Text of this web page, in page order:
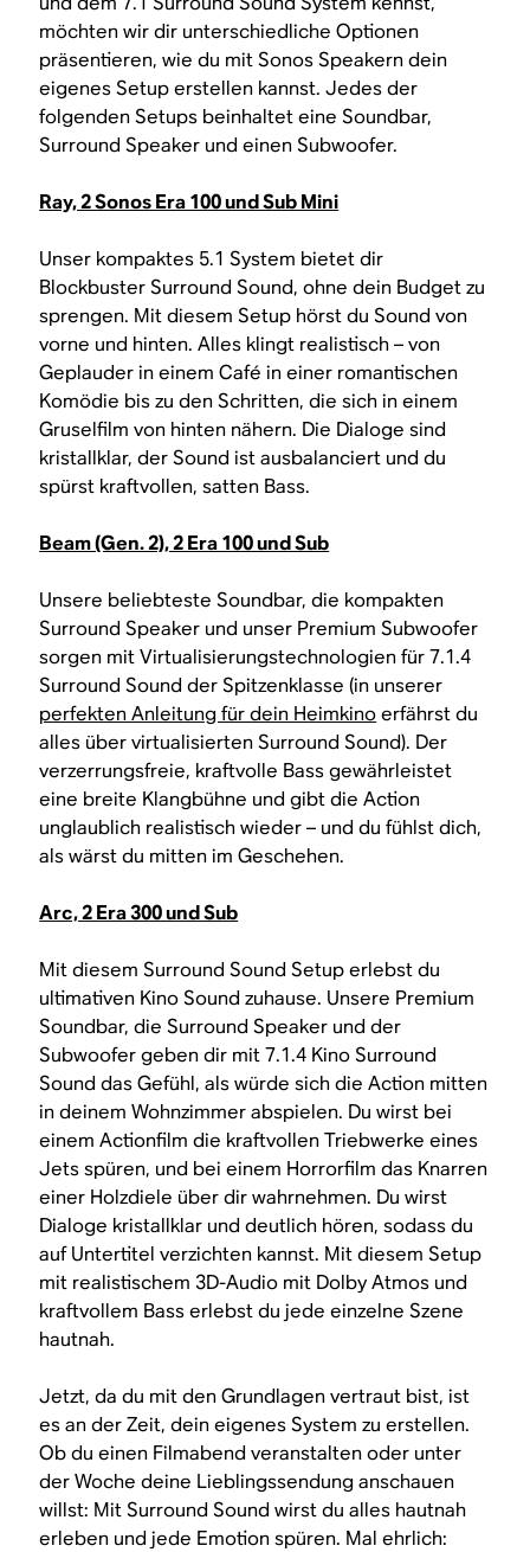
möchten wir dir unterschiedliche Optionen
präsentieren, wie du mit Sonos Speakern dein
eigenes Setup erstellen kannst. Jedes der
folgenden Setups beinhaltet eine Soundbar,
Surround Speaker und einen Subwoofer.
Ray, 2 Sonos Era 100 und Sub Mini
Unser kompaktes 5.1 System bietet dir
Blockbuster Surround Sound, ohne dein Budget zu
sprengen. Mit diesem Setup hörst du Sound von
vorne und hinten. Alles klingt realistisch – von
Geplauder in einem Café in einer romantischen
Komödie bis zu den Schritten, die sich in einem
Gruselfilm von hinten nähern. Die Dialoge sind
kristallklar, der Sound ist ausbalanciert und du
spürst kraftvollen, satten Bass.
Beam (Gen. 2), 2 Era 100 und Sub
Unsere beliebteste Soundbar, die kompakten
Surround Speaker und unser Premium Subwoofer
sorgen mit Virtualisierungstechnologien für 7.1.4
Surround Sound der Spitzenklasse (in unserer
perfekten Anleitung für dein Heimkinoerfährst du
alles über virtualisierten Surround Sound). Der
verzerrungsfreie, kraftvolle Bass gewährleistet
eine breite Klangbühne und gibt die Action
unglaublich realistisch wieder – und du fühlst dich,
als wärst du mitten im Geschehen.
Arc, 2 Era 300 und Sub
Mit diesem Surround Sound Setup erlebst du
ultimativen Kino Sound zuhause. Unsere Premium
Soundbar, die Surround Speaker und der
Subwoofer geben dir mit 7.1.4 Kino Surround
Sound das Gefühl, als würde sich die Action mitten
in deinem Wohnzimmer abspielen. Du wirst bei
einem Actionfilm die kraftvollen Triebwerke eines
Jets spüren, und bei einem Horrorfilm das Knarren
einer Holzdiele über dir wahrnehmen. Du wirst
Dialoge kristallklar und deutlich hören, sodass du
auf Untertitel verzichten kannst. Mit diesem Setup
mit realistischem 3D-Audio mit Dolby Atmos und
kraftvollem Bass erlebst du jede einzelne Szene
hautnah.
Jetzt, da du mit den Grundlagen vertraut bist, ist
es an der Zeit, dein eigenes System zu erstellen.
Ob du einen Filmabend veranstalten oder unter
der Woche deine Lieblingssendung anschauen
willst: Mit Surround Sound wirst du alles hautnah
erleben und jede Emotion spüren. Mal ehrlich: